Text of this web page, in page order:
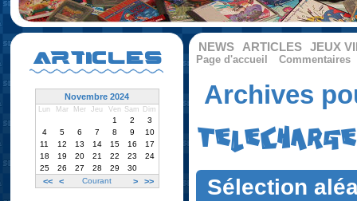
NEWS ARTICLES JEUX
Page d'accueil Commentaires
Archives
Sélection
ARTICLES
Novembre 2024
Lun Mar Mer Jeu Ven Sam Dim
<< < Courant > >>
1 2
3
4
5 6 7 8 9
10
11
12 13 14 15 16
17
18
19 20 21 22 23
24
25
26 27 28 29 30